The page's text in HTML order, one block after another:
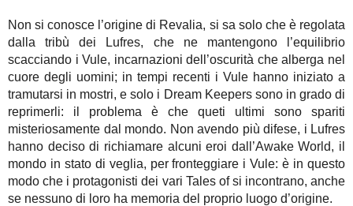
Non si conosce l’origine di Revalia, si sa solo che è regolata
dalla tribù dei Lufres, che ne mantengono l’equilibrio
scacciando i Vule, incarnazioni dell’oscurità che alberga nel
cuore degli uomini; in tempi recenti i Vule hanno iniziato a
tramutarsi in mostri, e solo i Dream Keepers sono in grado di
reprimerli: il problema è che queti ultimi sono spariti
misteriosamente dal mondo. Non avendo più difese, i Lufres
hanno deciso di richiamare alcuni eroi dall’Awake World, il
mondo in stato di veglia, per fronteggiare i Vule: è in questo
modo che i protagonisti dei vari Tales of si incontrano, anche
se nessuno di loro ha memoria del proprio luogo d’origine.